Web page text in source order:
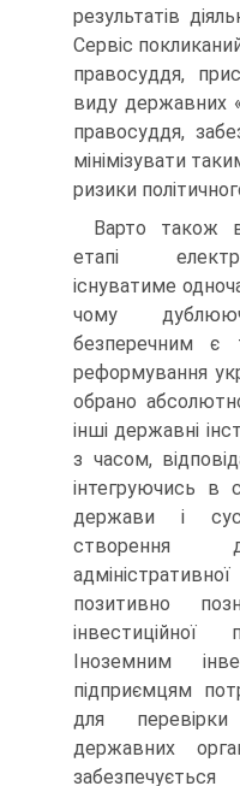
результатів
Сервіс
правосуддя,
виду державних
правосуддя,
мінімізувати
ризики
Варто також
етапі
існуватиме
чому
безперечним
реформування
обрано
інші державні
з часом,
інтегруючись в
держави і
створення
позитивно
інвестиційної
Іноземним
підприємцям
для перевірки
державних